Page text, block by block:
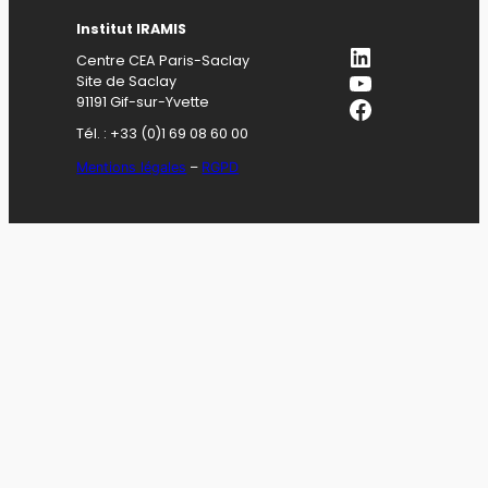
Institut IRAMIS
Centre CEA Paris-Saclay
Site de Saclay
91191 Gif-sur-Yvette
Tél. : +33 (0)1 69 08 60 00
Mentions légales – RGPD
LinkedIn
YouTube
Facebook